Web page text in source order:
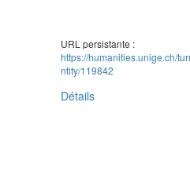
URL persistante :
https://humanities.unige.ch/
ntity/119842
Détails